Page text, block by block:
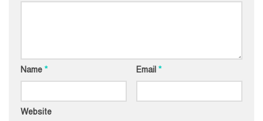
Name * Email *
Website